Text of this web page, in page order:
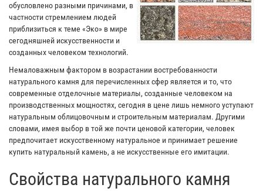
обусловлено разными причинами, в
частности стремлением людей
приблизиться к теме «Эко» в мире
сегодняшней искусственности и
созданных человеком технологий.
Немаловажным фактором в возрастании востребованности
натурального камня для перечисленных сфер является и то, что
современные отделочные материалы, созданные человеком на
производственных мощностях, сегодня в цене лишь немного уступают
натуральным облицовочным и строительным материалам. Другими
словами, имея выбор в той же почти ценовой категории, человек
предпочитает искусственному натуральное и принимает решение
купить натуральный камень, а не искусственные его имитации.
Свойства натурального камня